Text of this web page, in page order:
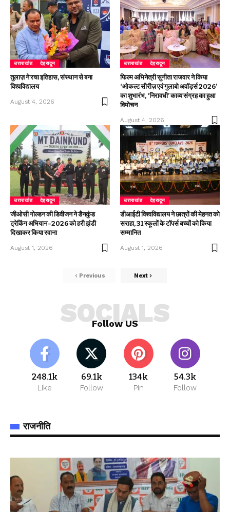
उत्तराखंड देहरादून
तुलाज़ ने रचा इतिहास, संस्थान से बना
विश्वविद्यालय
August 4, 2026
उत्तराखंड देहरादून
फिल्म अभिनेत्री सुनीता राजवार ने किया
‘ओकल्ट सीरीज़ एवं गुलाबो अवॉर्ड्स 2026’
का शुभारंभ, ‘निरावधी’ काव्य संग्रह का हुआ
विमोचन
August 4, 2026
उत्तराखंड देहरादून
जीओसी गोल्डन की डिवीजन ने डैनकुंड
ट्रेकिंग अभियान–2026 को हरी झंडी
दिखाकर किया रवाना
August 1, 2026
उत्तराखंड देहरादून
डीआईटी विश्वविद्यालय ने छात्रों की मेहनत को
सराहा, 31 स्कूलों के टॉपर्स बच्चों को किया
सम्मानित
August 1, 2026
Previous Next
Follow US
SOCIALS
248.1k
Like
69.1k
Follow
134k
Pin
54.3k
Follow
राजनीति